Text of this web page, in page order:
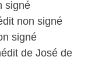
signé
non signé
signé
de José de